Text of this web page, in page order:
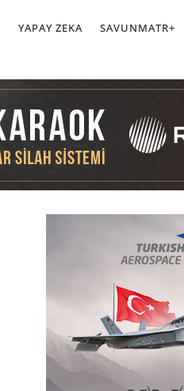
YAPAY ZEKA SAVUNMATR+